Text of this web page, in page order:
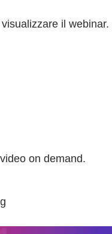
il webinar.
on demand.